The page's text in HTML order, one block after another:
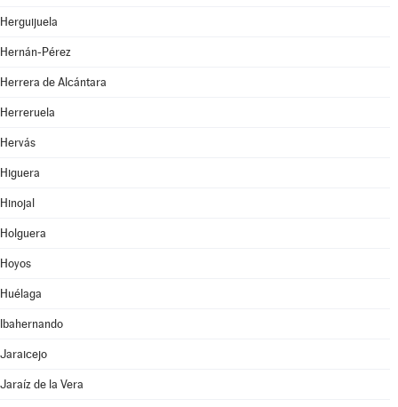
Herguijuela
Hernán-Pérez
Herrera de Alcántara
Herreruela
Hervás
Higuera
Hinojal
Holguera
Hoyos
Huélaga
Ibahernando
Jaraicejo
Jaraíz de la Vera